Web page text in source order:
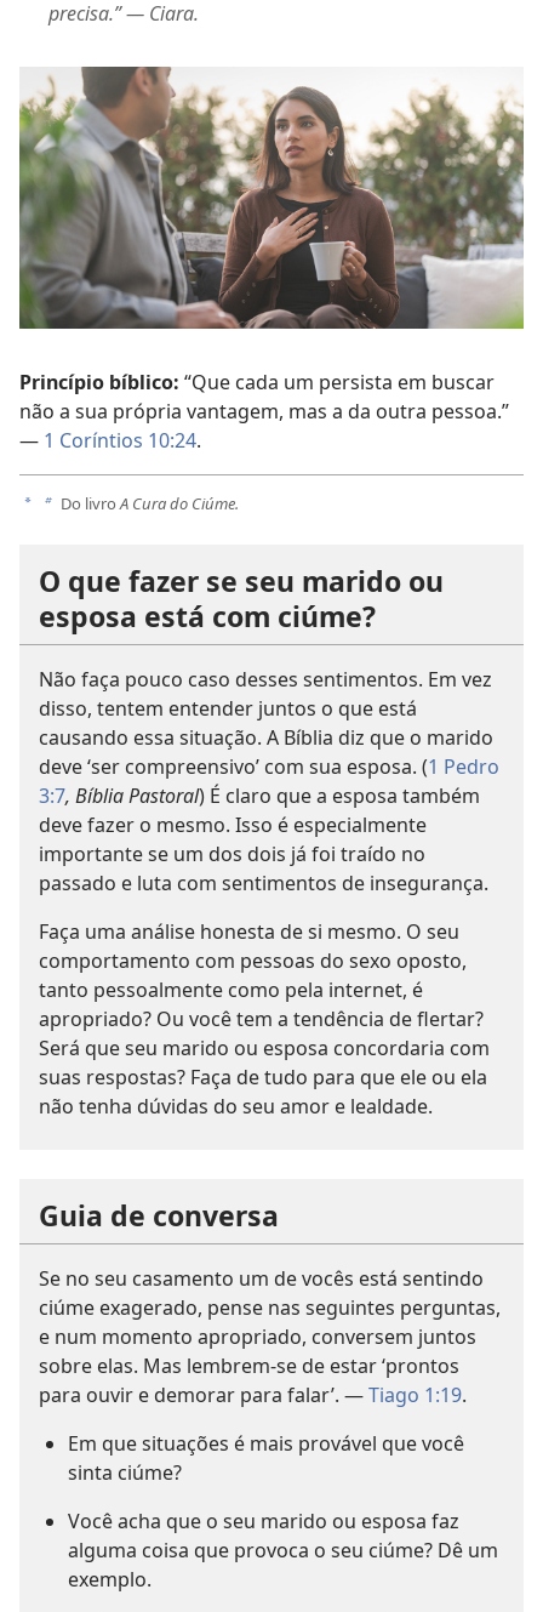
precisa.” — Ciara.
Princípio bíblico: “Que cada um persista em buscar
não a sua própria vantagem, mas a da outra pessoa.”
— 1 Coríntios 10:24.
a b Do livro A Cura do Ciúme.
O que fazer se seu marido ou
esposa está com ciúme?
Não faça pouco caso desses sentimentos. Em vez
disso, tentem entender juntos o que está
causando essa situação. A Bíblia diz que o marido
deve ‘ser compreensivo’ com sua esposa. (1 Pedro
3:7, Bíblia Pastoral) É claro que a esposa também
deve fazer o mesmo. Isso é especialmente
importante se um dos dois já foi traído no
passado e luta com sentimentos de insegurança.
Faça uma análise honesta de si mesmo. O seu
comportamento com pessoas do sexo oposto,
tanto pessoalmente como pela internet, é
apropriado? Ou você tem a tendência de flertar?
Será que seu marido ou esposa concordaria com
suas respostas? Faça de tudo para que ele ou ela
não tenha dúvidas do seu amor e lealdade.
Guia de conversa
Se no seu casamento um de vocês está sentindo
ciúme exagerado, pense nas seguintes perguntas,
e num momento apropriado, conversem juntos
sobre elas. Mas lembrem-se de estar ‘prontos
para ouvir e demorar para falar’. —Tiago 1:19.
Em que situações é mais provável que você
sinta ciúme?
Você acha que o seu marido ou esposa faz
alguma coisa que provoca o seu ciúme? Dê um
exemplo.